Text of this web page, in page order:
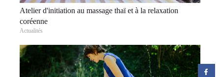
Atelier d'initiation au massage thaï et à la relaxation
coréenne
Actualités